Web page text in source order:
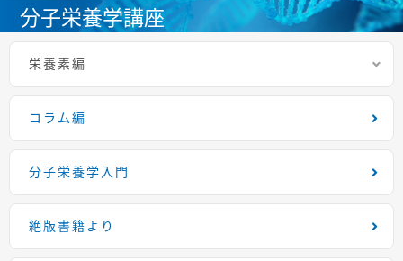
分子栄養学講座
栄養素編
コラム編
分子栄養学入門
絶版書籍より